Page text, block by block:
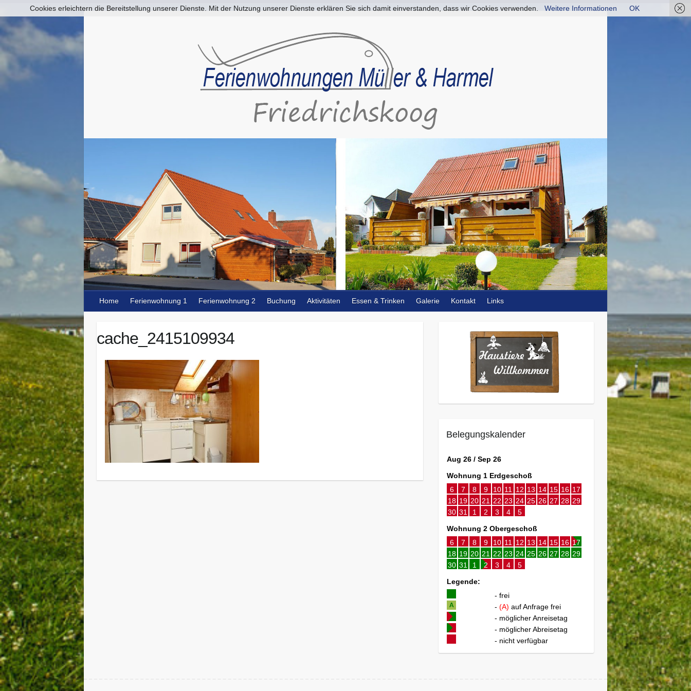
Home Ferienwohnung 1 Ferienwohnung 2 Buchung Aktivitäten Essen & Trinken Galerie Kontakt Links
cache_2415109934
Belegungskalender
Aug 26 / Sep 26
Wohnung 1 Erdgeschoß
6
7 8 9 10 11 12 13 14 15 16 17
18 19 20 21 22 23 24 25 26 27 28 29
30 31 1 2 3 4
5
Wohnung 2 Obergeschoß
6
7 8 9 10 11 12 13 14 15 16 17
18 19 20 21 22 23 24 25 26 27 28 29
30 31 1 2 3 4
5
Legende:
- frei
- (A) auf Anfrage frei
- möglicher Anreisetag
- möglicher Abreisetag
- nicht verfügbar
Cookies erleichtern die Bereitstellung unserer Dienste. Mit der Nutzung unserer Dienste erklären Sie sich damit einverstanden, dass wir Cookies verwenden. Weitere Informationen OK